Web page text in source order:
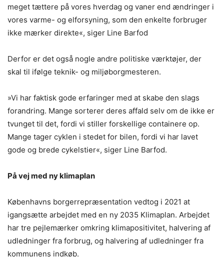
meget tættere på vores hverdag og vaner end ændringer i
vores varme- og elforsyning, som den enkelte forbruger
ikke mærker direkte«, siger Line Barfod
Derfor er det også nogle andre politiske værktøjer, der
skal til ifølge teknik- og miljøborgmesteren.
»Vi har faktisk gode erfaringer med at skabe den slags
forandring. Mange sorterer deres affald selv om de ikke er
tvunget til det, fordi vi stiller forskellige containere op.
Mange tager cyklen i stedet for bilen, fordi vi har lavet
gode og brede cykelstier«, siger Line Barfod.
På vej med ny klimaplan
Københavns borgerrepræsentation vedtog i 2021 at
igangsætte arbejdet med en ny 2035 Klimaplan. Arbejdet
har tre pejlemærker omkring klimapositivitet, halvering af
udledninger fra forbrug, og halvering af udledninger fra
kommunens indkøb.